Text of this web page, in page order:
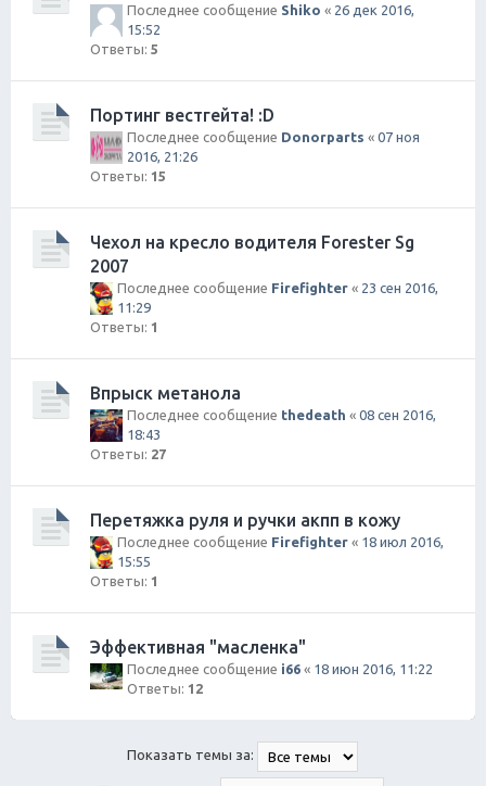
Последнее сообщение Shiko « 26 дек 2016,
15:52
Ответы: 5
Портинг вестгейта! :D
Последнее сообщение Donorparts « 07 ноя
2016, 21:26
Ответы: 15
Чехол на кресло водителя Forester Sg
2007
Последнее сообщение Firefighter « 23 сен 2016,
11:29
Ответы: 1
Впрыск метанола
Последнее сообщение thedeath « 08 сен 2016,
18:43
Ответы: 27
Перетяжка руля и ручки акпп в кожу
Последнее сообщение Firefighter « 18 июл 2016,
15:55
Ответы: 1
Эффективная "масленка"
Последнее сообщение i66 « 18 июн 2016, 11:22
Ответы: 12
Показать темы за: